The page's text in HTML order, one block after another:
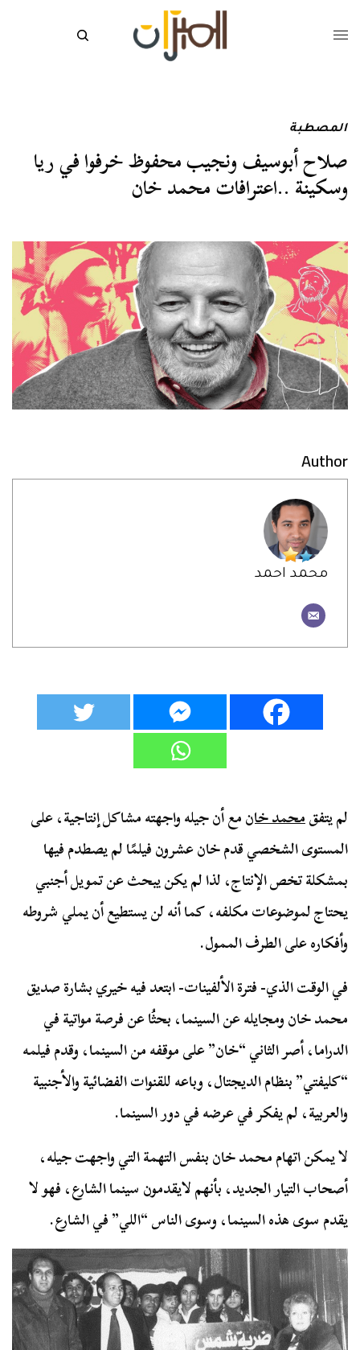
المصطبة
صلاح أبوسيف ونجيب محفوظ خرفوا في ريا
وسكينة ..اعترافات محمد خان
Author
محمد احمد
لم يتفقمحمد خانمع أن جيله واجهته مشاكل إنتاجية، على
المستوى الشخصي قدم خان عشرون فيلمًا لم يصطدم فيها
بمشكلة تخص الإنتاج، لذا لم يكن يبحث عن تمويل أجنبي
يحتاج لموضوعات مكلفه، كما أنه لن يستطيع أن يملي شروطه
وأفكاره على الطرف الممول.
في الوقت الذي- فترة الألفينات- ابتعد فيه خيري بشارة صديق
محمد خان ومجايله عن السينما، بحثُا عن فرصة مواتية في
الدراما، أصر الثاني “خان” على موقفه من السينما، وقدم فيلمه
“كليفتي” بنظام الديجتال، وباعه للقنوات الفضائية والأجنبية
والعربية، لم يفكر في عرضه في دور السينما.
لا يمكن اتهام محمد خان بنفس التهمة التي واجهت جيله،
أصحاب التيار الجديد، بأنهم لايقدمون سينما الشارع، فهو لا
يقدم سوى هذه السينما، وسوى الناس “اللي” في الشارع.